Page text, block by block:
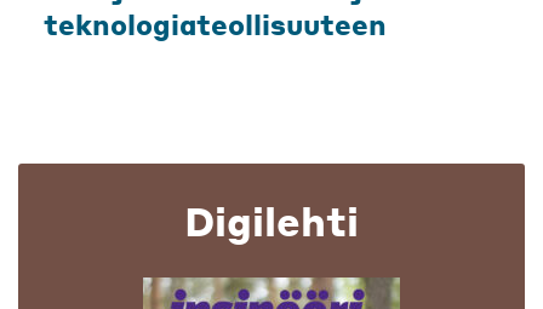
teknologiateollisuuteen
Digilehti